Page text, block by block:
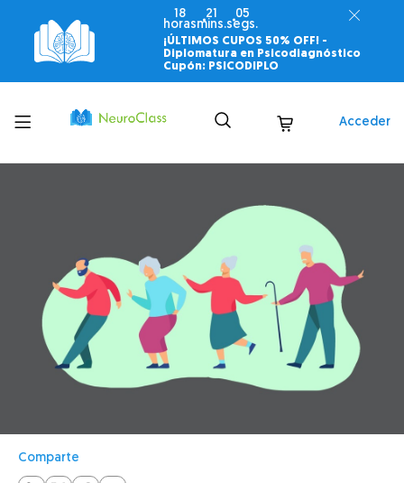
18
horas
21
mins.
03
segs.
¡ÚLTIMOS CUPOS 50% OFF! -
Diplomatura en Psicodiagnóstico
Cupón: PSICODIPLO
Toggle
menu
Acceder
Comparte